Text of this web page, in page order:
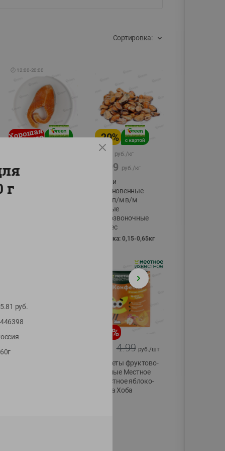
Сортировка:
🕘 12:00-20:00
59.99
полуфабрикат,
-20%
15.99 руб./кг
19.99 руб./кг
Мидии
обыкновенные
мясо п/м в/м
водные
беспозвоночные
Vici вес
фасовка: 0,15-0,65кг
-13
5.99
%
4.99 руб./шт
Конфеты фруктово-
ягодные Местное
известное яблоко-
тыква Хоба
г
руб.